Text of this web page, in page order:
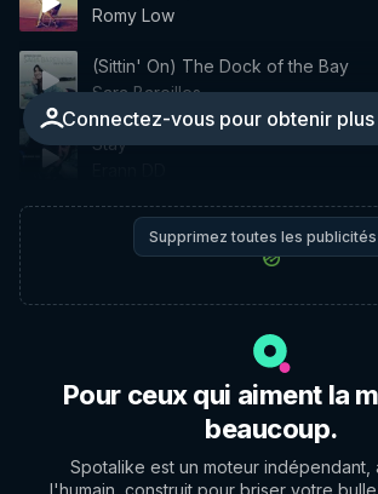
Romy Low
Connectez-vous pour obtenir
(Sittin' On) The Dock of the Bay
Sara Bareilles
Stay
Supprimez toutes les
Pour ceux qui aiment la
beaucoup.
Spotalike est un moteur indépendant,
l'humain, construit pour briser votre bulle